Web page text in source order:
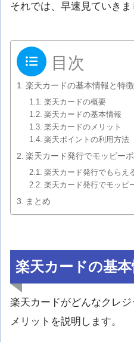
それでは、早速見ていきま
目次
楽天カードの基本情報と特徴
楽天カードの概要
楽天カードの基本情報
楽天カードのメリット
楽天ポイントの利用方法
楽天カード発行でモッピー
楽天カード発行でもらえ
楽天カード発行でモッピ
まとめ
楽天カードの基
楽天カードがどんなクレ
メリットを説明します。